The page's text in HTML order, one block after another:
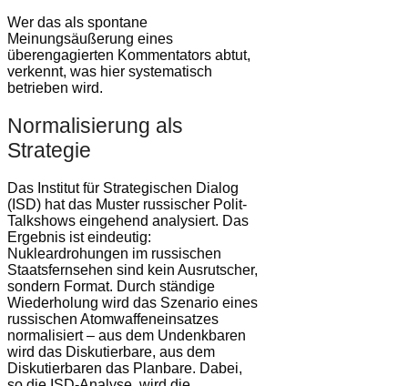
Wer das als spontane
Meinungsäußerung eines
überengagierten Kommentators abtut,
verkennt, was hier systematisch
betrieben wird.
Normalisierung als
Strategie
Das Institut für Strategischen Dialog
(ISD) hat das Muster russischer Polit-
Talkshows eingehend analysiert. Das
Ergebnis ist eindeutig:
Nukleardrohungen im russischen
Staatsfernsehen sind kein Ausrutscher,
sondern Format. Durch ständige
Wiederholung wird das Szenario eines
russischen Atomwaffeneinsatzes
normalisiert – aus dem Undenkbaren
wird das Diskutierbare, aus dem
Diskutierbaren das Planbare. Dabei,